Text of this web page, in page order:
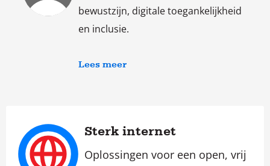
bewustzijn, digitale toegankelijkheid
en inclusie.
Lees meer
Sterk internet
Oplossingen voor een open, vrij